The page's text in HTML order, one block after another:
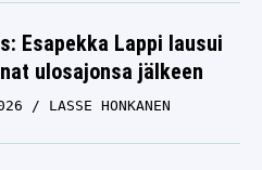
Esapekka Lappi lausui
ulosajonsa jälkeen
LASSE HONKANEN